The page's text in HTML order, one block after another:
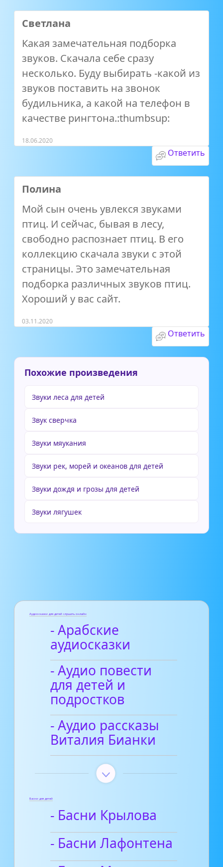
Светлана
Какая замечательная подборка
звуков. Скачала себе сразу
несколько. Буду выбирать -какой из
звуков поставить на звонок
будильника, а какой на телефон в
качестве рингтона.:thumbsup:
18.06.2020
Ответить
Полина
Мой сын очень увлекся звуками
птиц. И сейчас, бывая в лесу,
свободно распознает птиц. В его
коллекцию скачала звуки с этой
страницы. Это замечательная
подборка различных звуков птиц.
Хороший у вас сайт.
03.11.2020
Ответить
Похожие произведения
Звуки леса для детей
Звук сверчка
Звуки мяукания
Звуки рек, морей и океанов для детей
Звуки дождя и грозы для детей
Звуки лягушек
Аудиосказки для детей слушать онлайн
- Арабские
аудиосказки
- Аудио повести
для детей и
подростков
- Аудио рассказы
Виталия Бианки
Басни для детей
- Басни Крылова
- Басни Лафонтена